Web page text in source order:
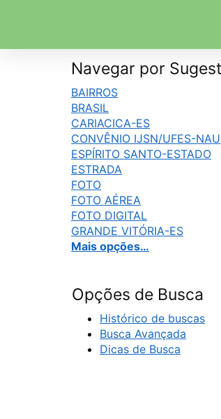
Navegar por
BAIRROS
BRASIL
CARIACICA-ES
CONVÊNIO IJSN/UFES-NAU
ESPÍRITO SANTO-ESTADO
ESTRADA
FOTO
FOTO AÉREA
FOTO DIGITAL
GRANDE VITÓRIA-ES
Mais opções…
Opções de Busca
Histórico de buscas
Busca Avançada
Dicas de Busca